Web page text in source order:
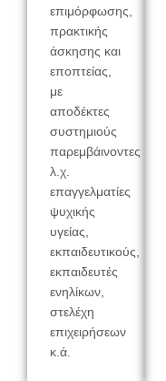
επιμόρφωσης,
πρακτικής
άσκησης και
εποπτείας,
με
αποδέκτες
συστημιούς
παρεμβάινοντες
λ.χ.
επαγγελματίες
ψυχικής
υγείας,
εκπαιδευτικούς,
εκπαιδευτές
ενηλίκων,
στελέχη
επιχειρήσεων
κ.ά.